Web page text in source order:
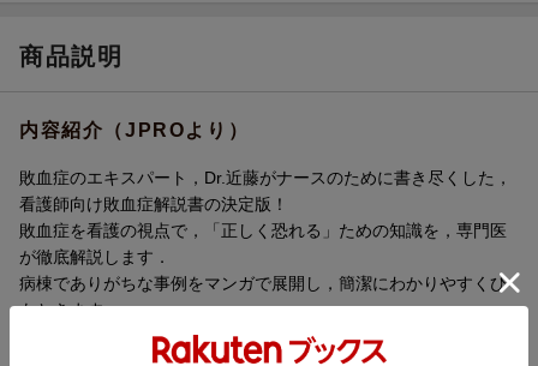
商品説明
内容紹介（JPROより）
敗血症のエキスパート，Dr.近藤がナースのために書き尽くした，
看護師向け敗血症解説書の決定版！
敗血症を看護の視点で，「正しく恐れる」ための知識を，専門医
が徹底解説します．
病棟でありがちな事例をマンガで展開し，簡潔にわかりやすくひ
もときます．
急変・ショックもつながってスルスルわかる，病棟看護師必携の